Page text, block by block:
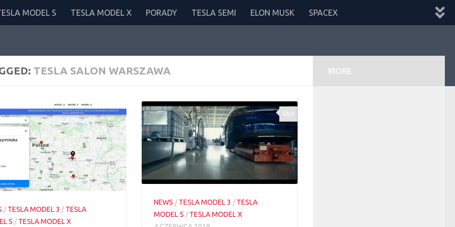
MODEL S TESLA MODEL X PORADY TESLA SEMI ELON MUSK SPACEX
TESLA SALON WARSZAWA
/TESLA MODEL 3 /TESLA
S /TESLA MODEL X
0
NEWS /TESLA MODEL 3 /TESLA
MODEL S /TESLA MODEL X
MORE